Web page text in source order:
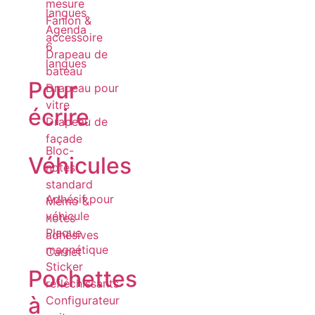
mesure
Fanion &
accessoire
Drapeau de
bateau
Drapeau pour
vitre
Drapeau de
façade
Véhicules
Adhésif pour
véhicule
Plaque
magnétique
Sticker
réfléchissants
Configurateur
langues
Agenda
6
langues
Pour
écrire
Bloc-
notes
standard
Mémo &
notes
adhésives
Carnet
Pochettes
à